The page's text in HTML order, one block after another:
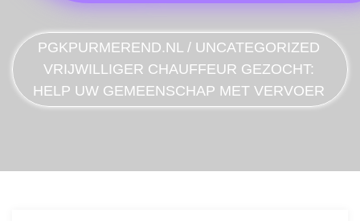
PGKPURMEREND.NL / UNCATEGORIZED
VRIJWILLIGER CHAUFFEUR GEZOCHT:
HELP UW GEMEENSCHAP MET VERVOER